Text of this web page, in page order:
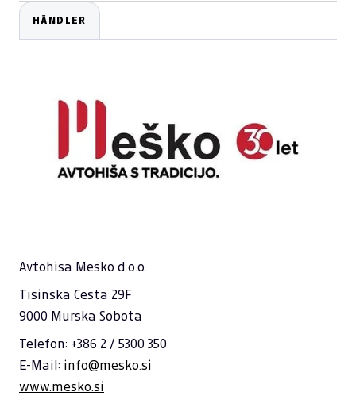
HÄNDLER
Avtohisa Mesko d.o.o.
Tisinska Cesta 29F
9000 Murska Sobota
Telefon: +386 2 / 5300 350
E-Mail: info@mesko.si
www.mesko.si